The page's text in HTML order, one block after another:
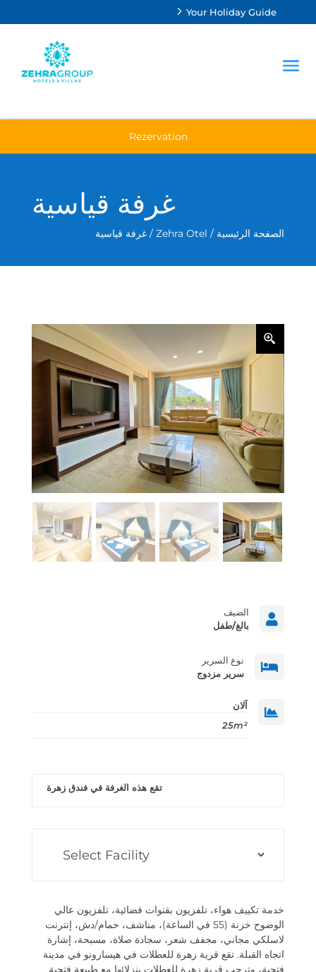
Your Holiday Guide
Rezervation
غرفة قياسية
الصفحة الرئيسية /
Zehra Otel/ غرفة قياسية

الضيف
بالغ/طفل

نوع السرير
سرير مزدوج

آلان
25m²
تقع هذه الغرفة في فندق زهرة
خدمة تكييف هواء، تلفزيون بقنوات فضائية، تلفزيون عالي
الوضوح خزنة (55 في الساعة)، مناشف، حمام/دش، إنترنت
لاسلكي مجاني، مجفف شعر، سجادة صلاة، مسبحة، إشارة
اتجاه القبلة. تقع قرية زهرة للعطلات في هيسارونو في مدينة